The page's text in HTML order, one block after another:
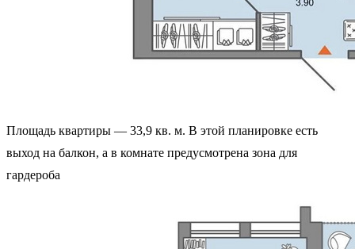
Площадь квартиры — 33,9 кв. м. В этой планировке есть
выход на балкон, а в комнате предусмотрена зона для
гардероба